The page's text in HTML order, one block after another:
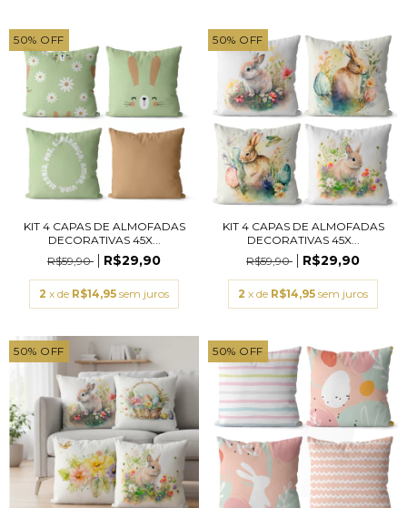
50% OFF
KIT 4 CAPAS DE ALMOFADAS
DECORATIVAS 45X...
R$59,90
R$29,90
2 x de R$14,95 sem juros
50% OFF
KIT 4 CAPAS DE ALMOFADAS
DECORATIVAS 45X...
R$59,90
R$29,90
2 x de R$14,95 sem juros
50% OFF 50% OFF